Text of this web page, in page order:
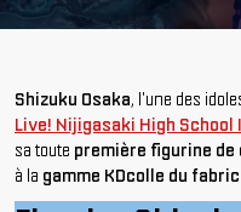
Shizuku Osaka, l'une des
Live! Nijigasaki High School
sa toute première figurine
à la gamme KDcolle du